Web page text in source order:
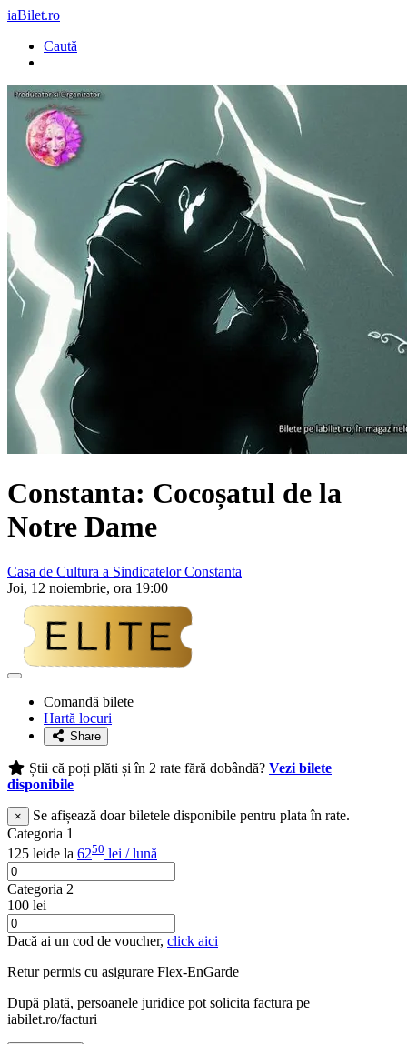
iaBilet.ro
Caută
Constanta: Cocoșatul de la
Notre Dame
Casa de Cultura a Sindicatelor Constanta
Joi, 12 noiembrie, ora 19:00
Adaugă
favoriteComandă bilete
Hartă locuri
Share
Știi că poți plăti și în 2 rate fără dobândă? Vezi bilete
disponibile
×
Se afișează doar biletele disponibile pentru plata în rate.
Categoria 1
125 leide la 6250 lei / lună
Categoria 2
100 lei
Dacă ai un cod de voucher, click aici
Retur permis cu asigurare Flex-EnGarde
După plată, persoanele juridice pot solicita factura pe
iabilet.ro/facturi